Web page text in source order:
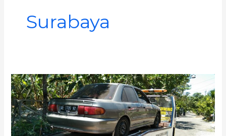
Surabaya
Towing
Lumajang